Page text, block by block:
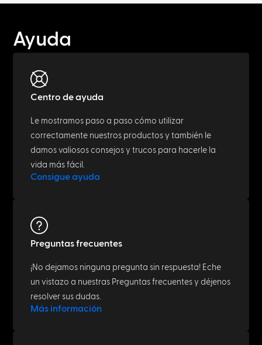
Ayuda
Centro de ayuda
Le mostramos paso a paso cómo utilizar
correctamente nuestros productos y también le
damos valiosos consejos y trucos para hacerle la
vida más fácil.
Consigue ayuda
Preguntas frecuentes
¡No dejamos ninguna pregunta sin respuesta! Eche
un vistazo a nuestras Preguntas frecuentes y déjenos
resolver sus dudas.
Más información